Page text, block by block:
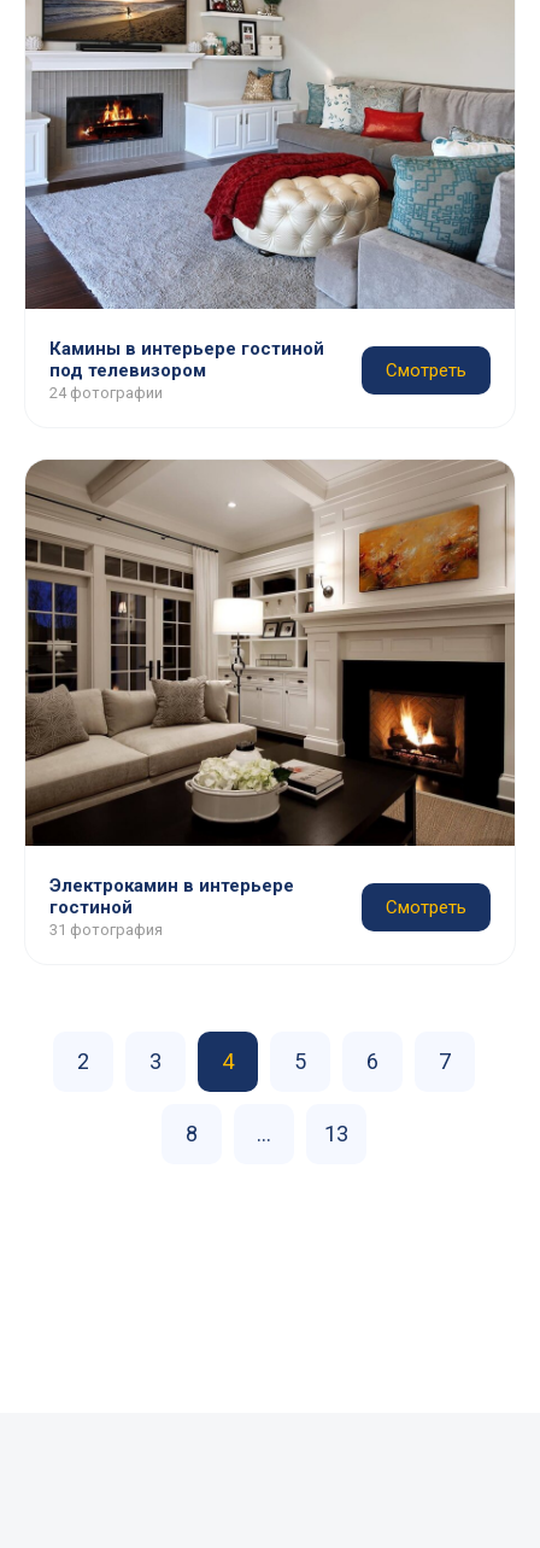
Камины в интерьере гостиной
под телевизором
24 фотографии
Смотреть
Электрокамин в интерьере
гостиной
31 фотография
Смотреть
2 3 4 5 6 7
8 ... 13